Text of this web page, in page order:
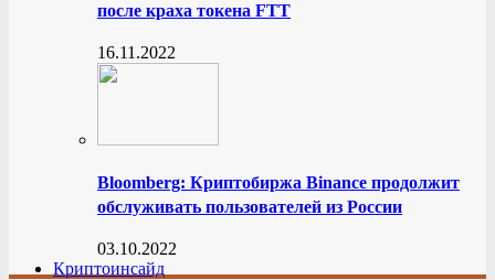
после краха токена FTT
16.11.2022
Bloomberg: Криптобиржа Binance продолжит
обслуживать пользователей из России
03.10.2022
Криптоинсайд